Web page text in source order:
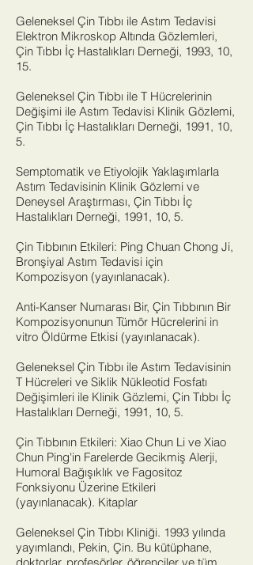
Geleneksel Çin Tıbbı ile Astım Tedavisi
Elektron Mikroskop Altında Gözlemleri,
Çin Tıbbı İç Hastalıkları Derneği, 1993, 10,
15.
Geleneksel Çin Tıbbı ile T Hücrelerinin
Değişimi ile Astım Tedavisi Klinik Gözlemi,
Çin Tıbbı İç Hastalıkları Derneği, 1991, 10,
5.
Semptomatik ve Etiyolojik Yaklaşımlarla
Astım Tedavisinin Klinik Gözlemi ve
Deneysel Araştırması, Çin Tıbbı İç
Hastalıkları Derneği, 1991, 10, 5.
Çin Tıbbının Etkileri: Ping Chuan Chong Ji,
Bronşiyal Astım Tedavisi için
Kompozisyon (yayınlanacak).
Anti-Kanser Numarası Bir, Çin Tıbbının Bir
Kompozisyonunun Tümör Hücrelerini in
vitro Öldürme Etkisi (yayınlanacak).
Geleneksel Çin Tıbbı ile Astım Tedavisinin
T Hücreleri ve Siklik Nükleotid Fosfatı
Değişimleri ile Klinik Gözlemi, Çin Tıbbı İç
Hastalıkları Derneği, 1991, 10, 5.
Çin Tıbbının Etkileri: Xiao Chun Li ve Xiao
Chun Ping'in Farelerde Gecikmiş Alerji,
Humoral Bağışıklık ve Fagositoz
Fonksiyonu Üzerine Etkileri
(yayınlanacak). Kitaplar
Geleneksel Çin Tıbbı Kliniği. 1993 yılında
yayımlandı, Pekin, Çin. Bu kütüphane,